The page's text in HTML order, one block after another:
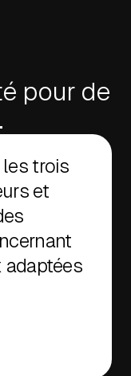
pour de
trois
et